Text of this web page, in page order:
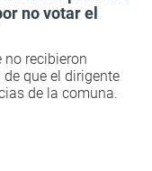
no votar el
no recibieron
que el dirigente
de la comuna.